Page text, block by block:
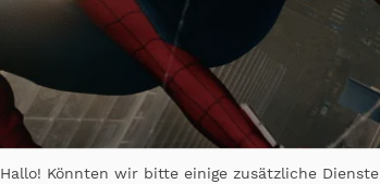
Hallo! Könnten wir bitte einige zusätzliche Dienste